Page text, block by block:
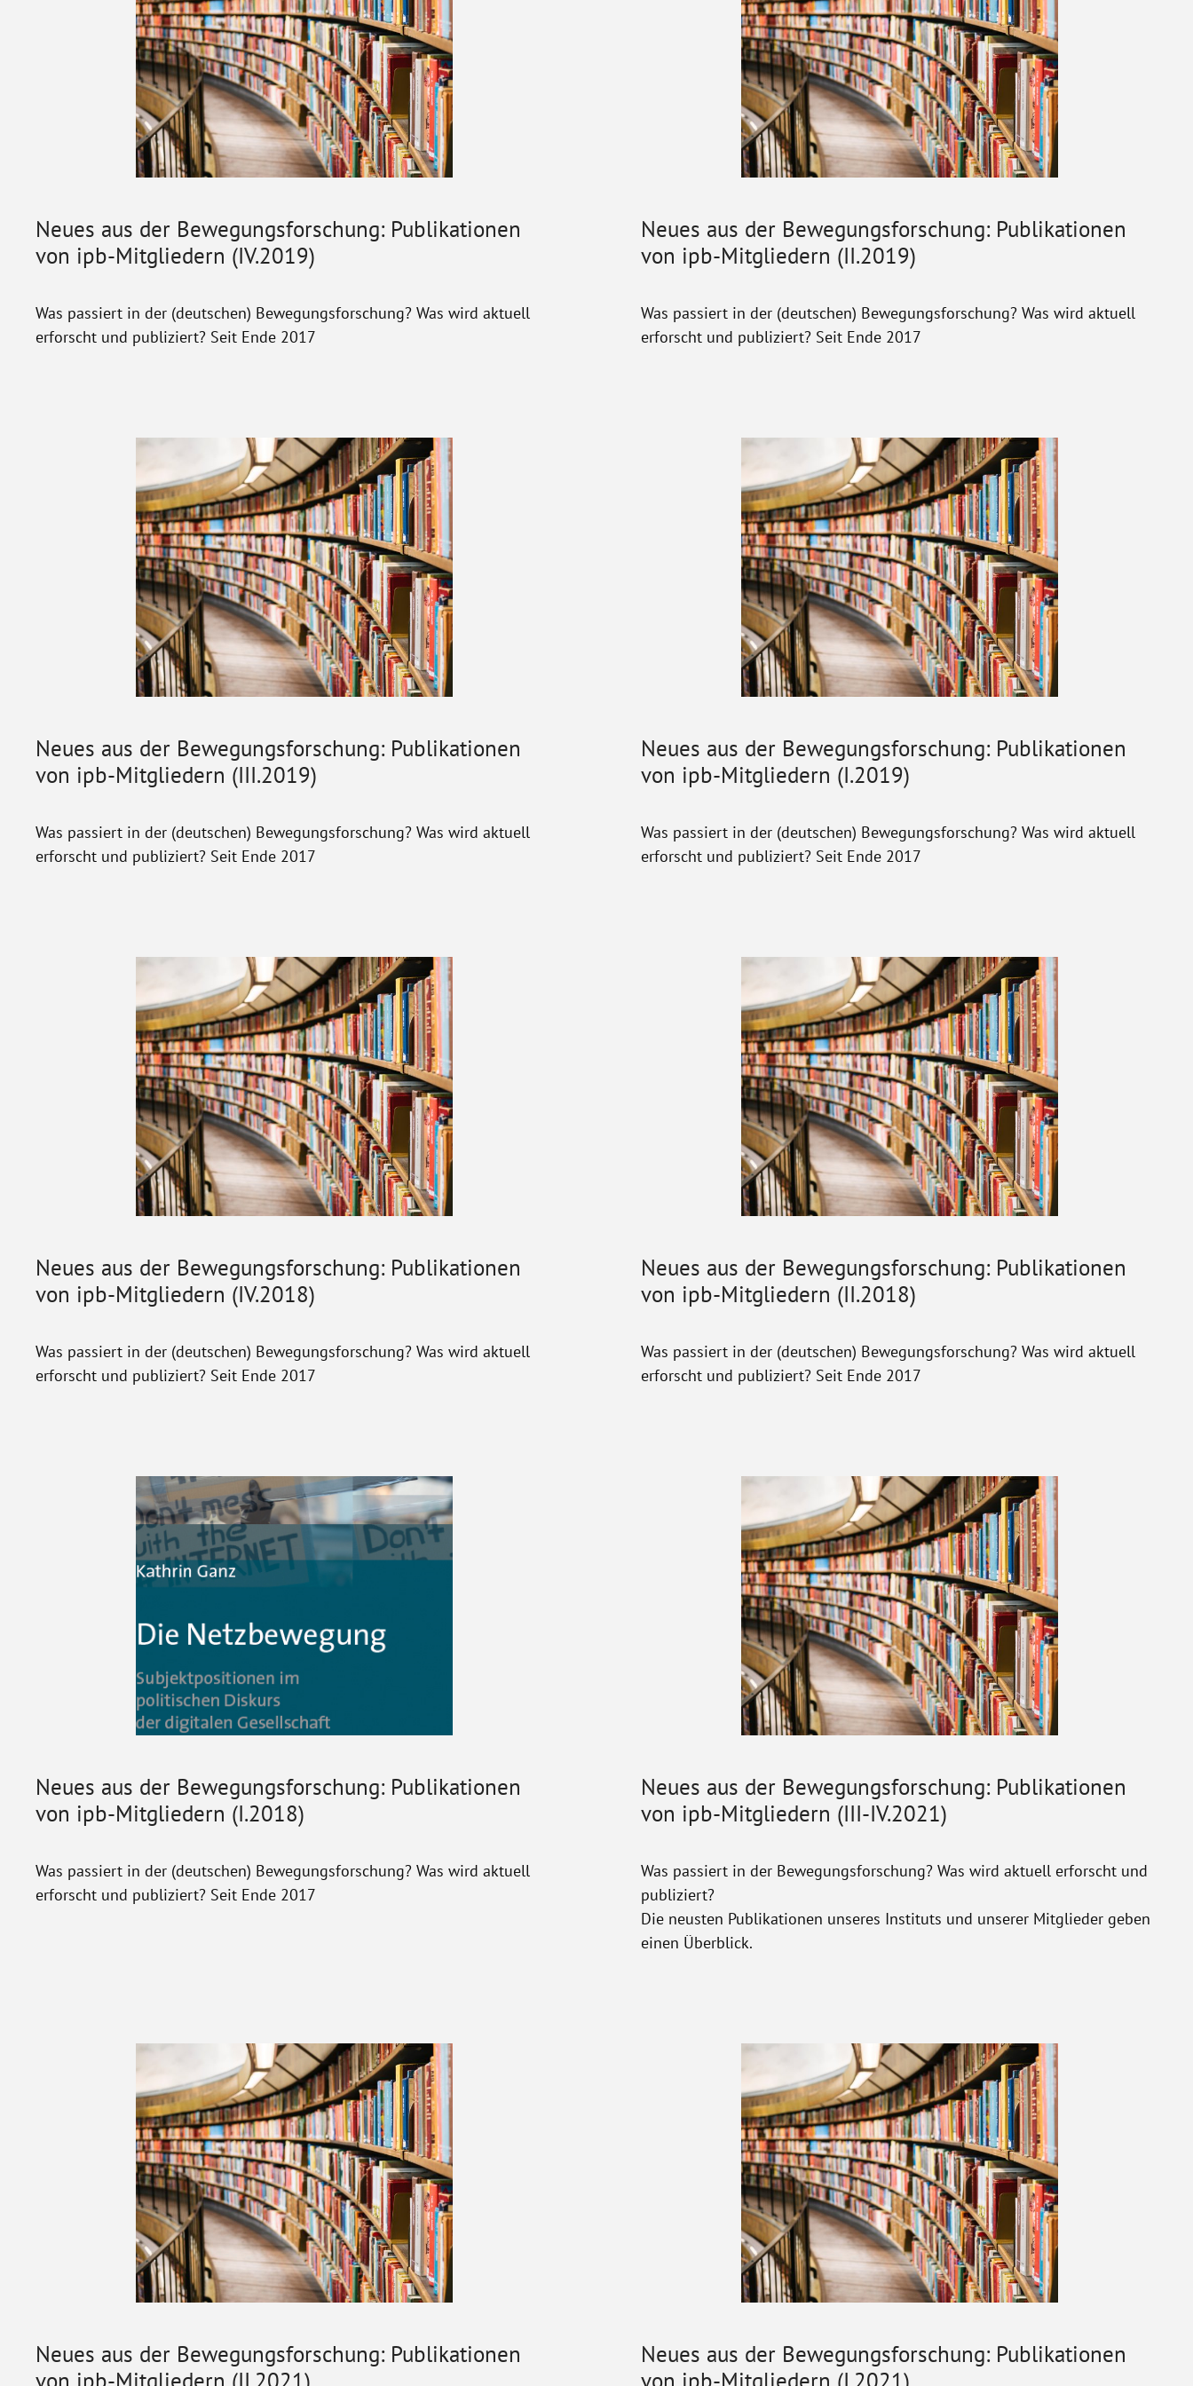
Neues aus der Bewegungsforschung: Publikationen
von ipb-Mitgliedern (IV.2019)
Was passiert in der (deutschen) Bewegungsforschung? Was wird aktuell
erforscht und publiziert? Seit Ende 2017
Neues aus der Bewegungsforschung: Publikationen
von ipb-Mitgliedern (II.2019)
Was passiert in der (deutschen) Bewegungsforschung? Was wird aktuell
erforscht und publiziert? Seit Ende 2017
Neues aus der Bewegungsforschung: Publikationen
von ipb-Mitgliedern (III.2019)
Was passiert in der (deutschen) Bewegungsforschung? Was wird aktuell
erforscht und publiziert? Seit Ende 2017
Neues aus der Bewegungsforschung: Publikationen
von ipb-Mitgliedern (I.2019)
Was passiert in der (deutschen) Bewegungsforschung? Was wird aktuell
erforscht und publiziert? Seit Ende 2017
Neues aus der Bewegungsforschung: Publikationen
von ipb-Mitgliedern (IV.2018)
Was passiert in der (deutschen) Bewegungsforschung? Was wird aktuell
erforscht und publiziert? Seit Ende 2017
Neues aus der Bewegungsforschung: Publikationen
von ipb-Mitgliedern (II.2018)
Was passiert in der (deutschen) Bewegungsforschung? Was wird aktuell
erforscht und publiziert? Seit Ende 2017
Neues aus der Bewegungsforschung: Publikationen
von ipb-Mitgliedern (I.2018)
Was passiert in der (deutschen) Bewegungsforschung? Was wird aktuell
erforscht und publiziert? Seit Ende 2017
Neues aus der Bewegungsforschung: Publikationen
von ipb-Mitgliedern (III-IV.2021)
Was passiert in der Bewegungsforschung? Was wird aktuell erforscht und
publiziert?
Die neusten Publikationen unseres Instituts und unserer Mitglieder geben
einen Überblick.
Neues aus der Bewegungsforschung: Publikationen
Neues aus der Bewegungsforschung: Publikationen